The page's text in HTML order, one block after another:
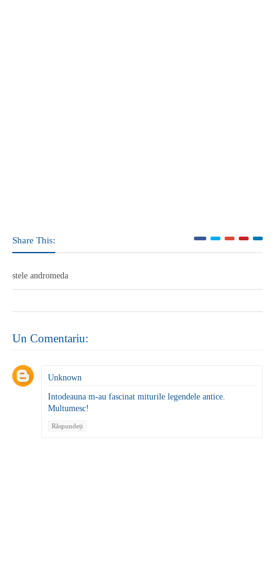
Share This:
stele andromeda
Un Comentariu:
Unknown
Intodeauna m-au fascinat miturile legendele antice.
Multumesc!
Răspundeți